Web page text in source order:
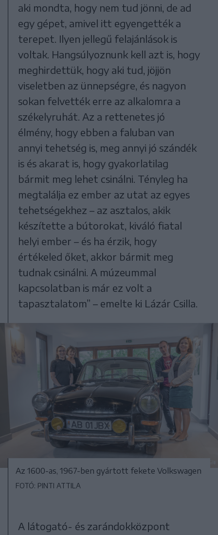
aki mondta, hogy nem tud jönni, de ad
egy gépet, amivel itt egyengették a
terepet. Ilyen jellegű felajánlások is
voltak. Hangsúlyoznunk kell azt is, hogy
meghirdettük, hogy aki tud, jöjjön
viseletben az ünnepségre, és nagyon
sokan felvették erre az alkalomra a
székelyruhát. Az a rettenetes jó
élmény, hogy ebben a faluban van
annyi tehetség is, meg annyi jó szándék
is és akarat is, hogy gyakorlatilag
bármit meg lehet csinálni. Tényleg ha
megtalálja ez ember az utat az egyes
tehetségekhez – az asztalos, akik
készítette a bútorokat, kiváló fiatal
helyi ember – és ha érzik, hogy
értékeled őket, akkor bármit meg
tudnak csinálni. A múzeummal
kapcsolatban is már ez volt a
tapasztalatom” – emelte ki Lázár Csilla.
Az 1600-as, 1967-ben gyártott fekete Volkswagen
FOTÓ: PINTI ATTILA
A látogató- és zarándokközpont